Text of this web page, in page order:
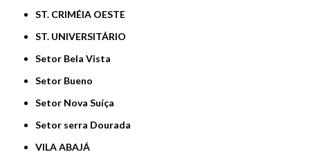
ST. CRIMÉIA OESTE
ST. UNIVERSITÁRIO
Setor Bela Vista
Setor Bueno
Setor Nova Suíça
Setor serra Dourada
VILA ABAJÁ